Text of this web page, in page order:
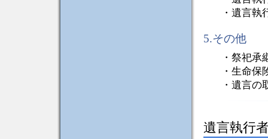
・遺言執
5.その他
・祭祀承
・生命保
・遺言の
遺言執行